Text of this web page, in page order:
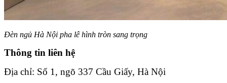
Đèn ngủ Hà Nội pha lê hình tròn sang trọng
Thông tin liên hệ
Địa chỉ: Số 1, ngõ 337 Cầu Giấy, Hà Nội